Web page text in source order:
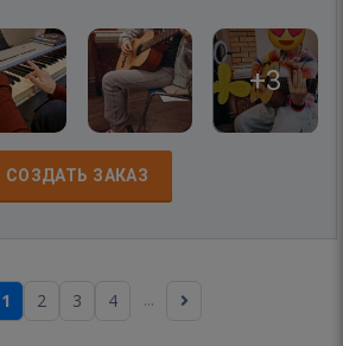
+3
СОЗДАТЬ ЗАКАЗ
1 2 3 4 ...